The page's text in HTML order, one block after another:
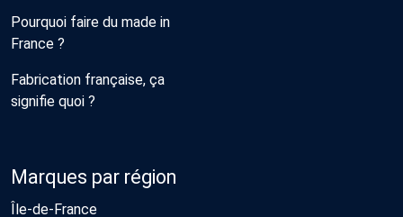
Pourquoi faire du made in
France ?
Fabrication française, ça
signifie quoi ?
Marques par région
Île-de-France